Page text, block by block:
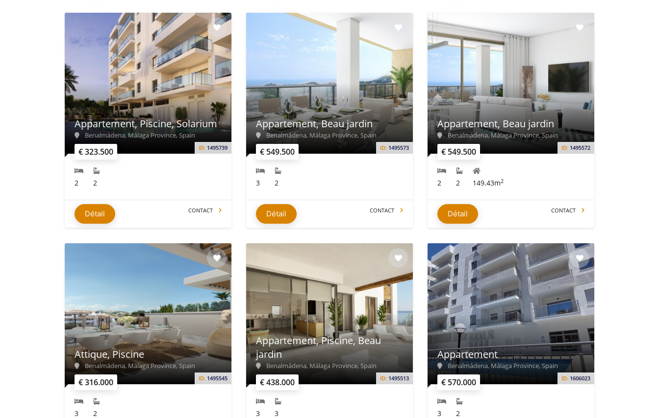
€ 323.500 ID: 1495739
Appartement, Piscine, Solarium
Benalmádena, Málaga Province, Spain
2 2
Détail CONTACT
€ 549.500 ID: 1495573
Appartement, Beau jardin
Benalmádena, Málaga Province, Spain
3 2
Détail CONTACT
€ 549.500 ID: 1495572
Appartement, Beau jardin
Benalmádena, Málaga Province, Spain
2 2 149.43m2
Détail CONTACT
€ 316.000 ID: 1495545
Attique, Piscine
Benalmádena, Málaga Province, Spain
3 2
€ 438.000 ID: 1495513
Appartement, Piscine, Beau
jardin
Benalmádena, Málaga Province, Spain
3 3
€ 570.000 ID: 1606023
Appartement
Benalmádena, Málaga Province, Spain
3 2